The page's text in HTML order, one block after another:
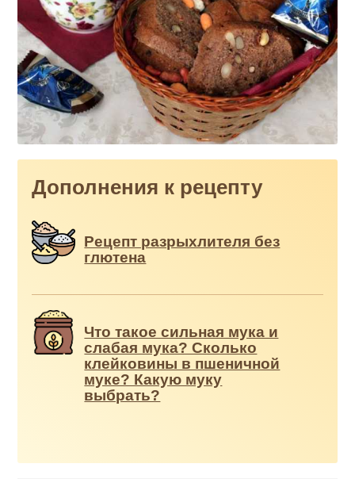
Дополнения к рецепту
Рецепт разрыхлителя без
глютена
Что такое сильная мука и
слабая мука? Сколько
клейковины в пшеничной
муке? Какую муку
выбрать?